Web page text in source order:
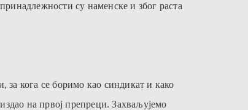
су наменске и због раста
за кога се боримо као синдикат и како
на првој препреци. Захваљујемо